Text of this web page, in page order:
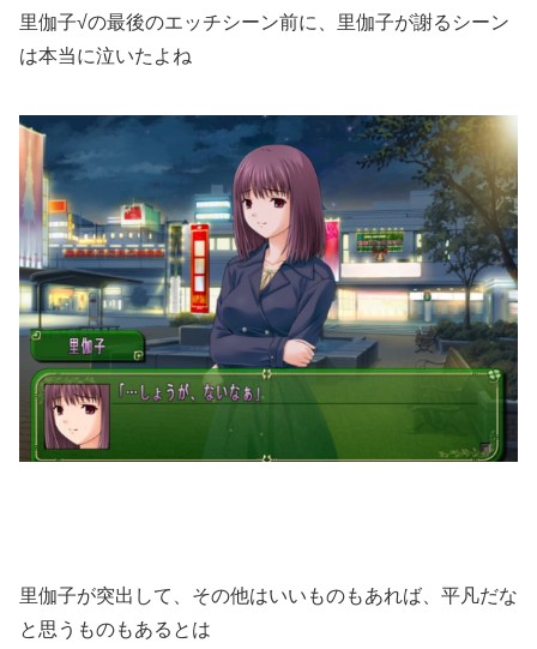
里伽子√の最後のエッチシーン前に、里伽子が謝るシーン
は本当に泣いたよね
里伽子が突出して、その他はいいものもあれば、平凡だな
と思うものもあるとは